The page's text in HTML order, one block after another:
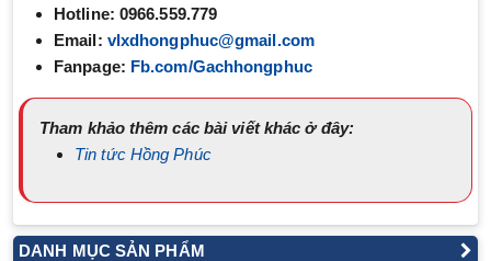
Hotline: 0966.559.779
Email: vlxdhongphuc@gmail.com
Fanpage: Fb.com/Gachhongphuc
Tham khảo thêm các bài viết khác ở đây:
Tin tức Hồng Phúc
DANH MỤC SẢN PHẨM